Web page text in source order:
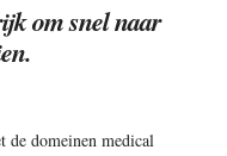
om snel naar
de ­domeinen medical